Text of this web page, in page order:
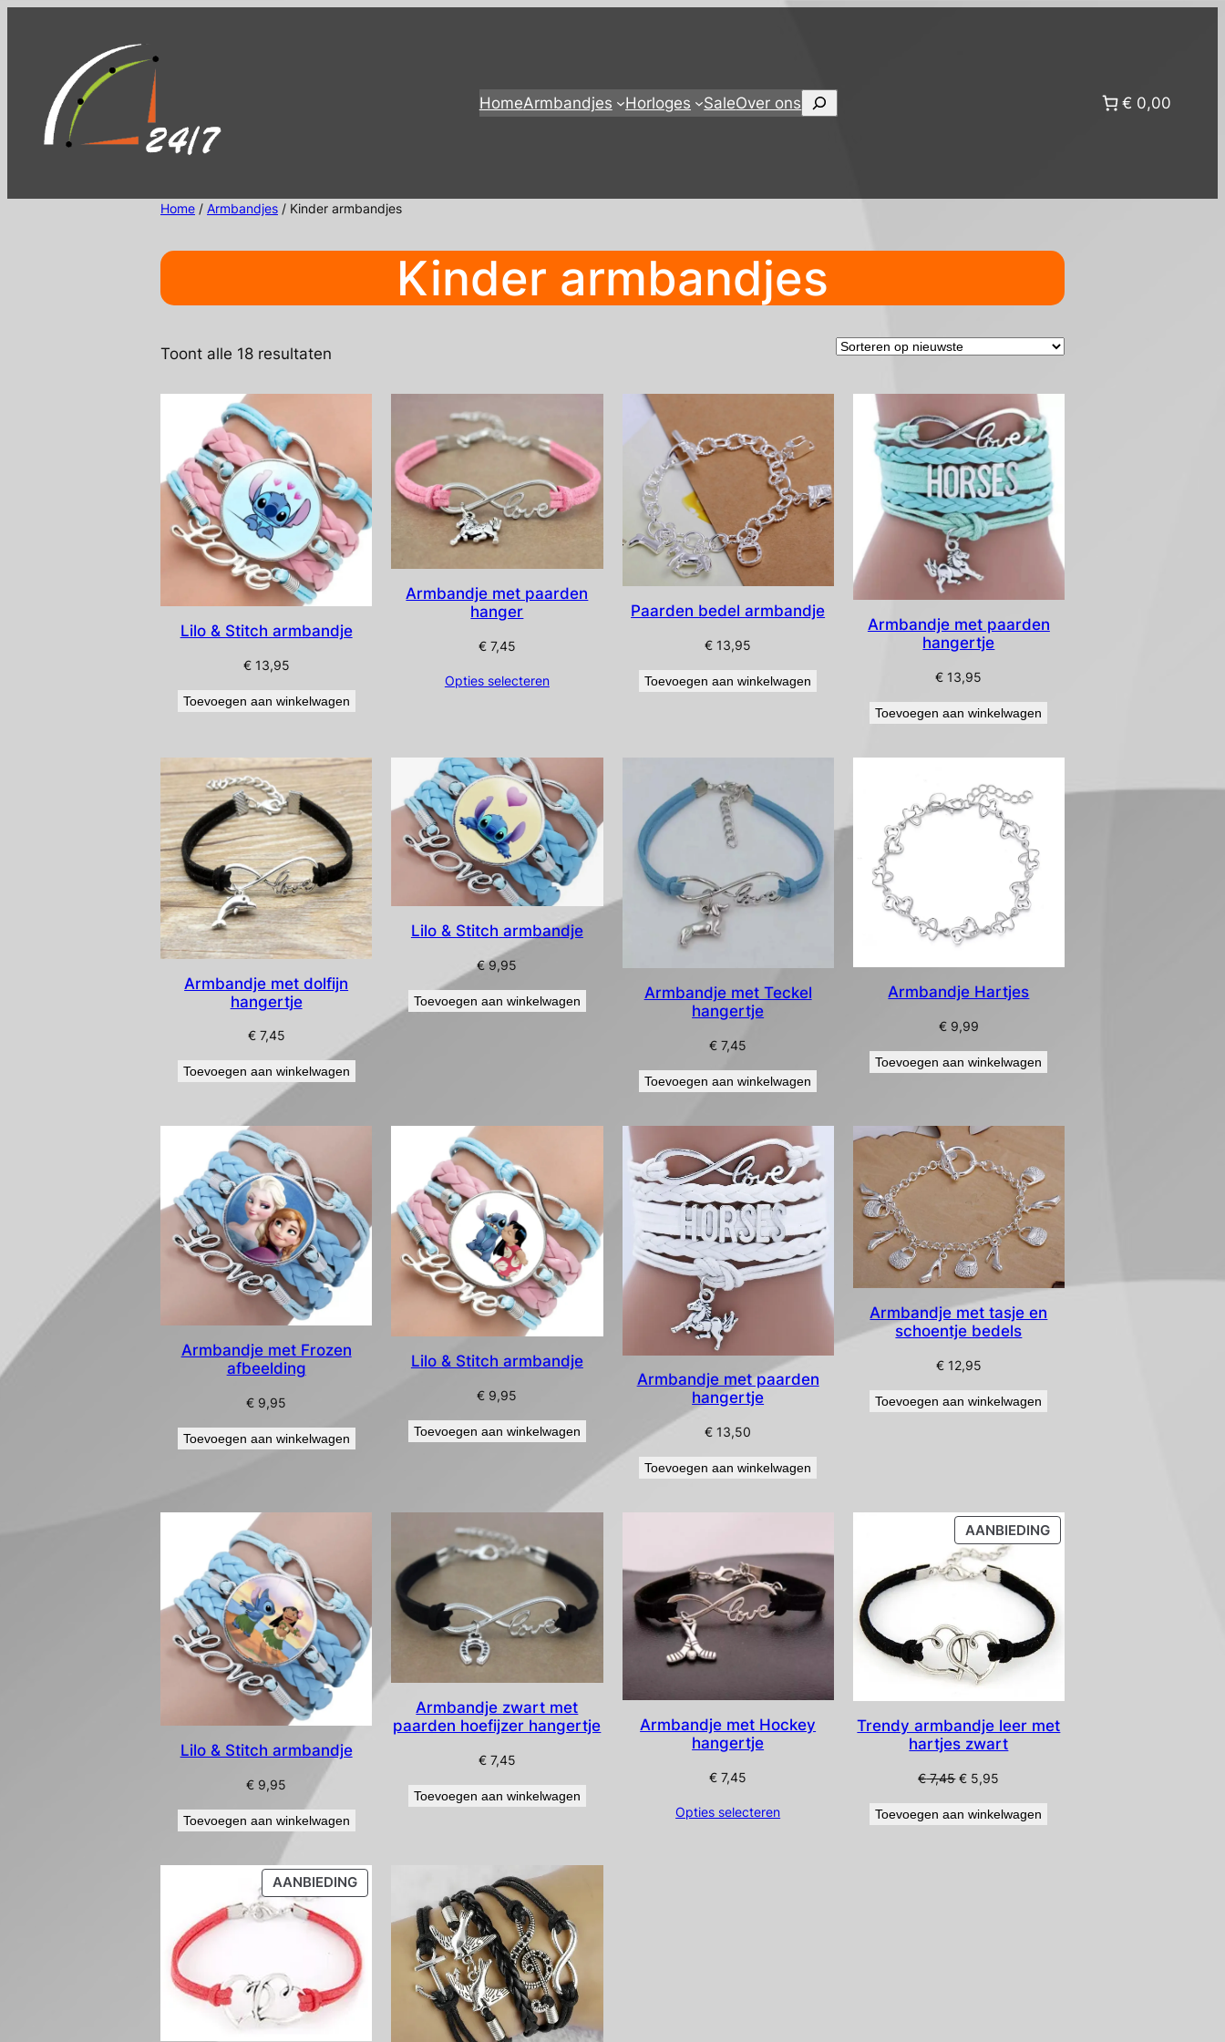
HomeArmbandjes Horloges SaleOver ons Zoeken € 0,00
Home / Armbandjes / Kinder armbandjes
Kinder armbandjes
Toont alle 18 resultaten
Lilo & Stitch armbandje
€13,95
Toevoegen aan winkelwagen
Armbandje met paarden
hanger
€7,45
Opties selecteren
Paarden bedel armbandje
€ 13,95
Toevoegen aan winkelwagen
Armbandje met paarden
hangertje
€ 13,95
Toevoegen aan winkelwagen
Armbandje met dolfijn
hangertje
€7,45
Toevoegen aan winkelwagen
Lilo & Stitch armbandje
€9,95
Toevoegen aan winkelwagen
Armbandje met Teckel
hangertje
€ 7,45
Toevoegen aan winkelwagen
Armbandje Hartjes
€9,99
Toevoegen aan winkelwagen
Armbandje met Frozen
afbeelding
€ 9,95
Toevoegen aan winkelwagen
Lilo & Stitch armbandje
€ 9,95
Toevoegen aan winkelwagen
Armbandje met paarden
hangertje
€ 13,50
Toevoegen aan winkelwagen
Armbandje met tasje en
schoentje bedels
€12,95
Toevoegen aan winkelwagen
Lilo & Stitch armbandje
€ 9,95
Toevoegen aan winkelwagen
Armbandje zwart met
paarden hoefijzer hangertje
€7,45
Toevoegen aan winkelwagen
Armbandje met Hockey
hangertje
€ 7,45
Opties selecteren
AANBIEDINGPRODUCT
IN
Trendy armbandje leer met
hartjes zwart
€7,45 Oorspronkelijke
was:
€ 5,95
is:
Toevoegen aan winkelwagen
AANBIEDINGPRODUCT
IN
UITVERKOOP